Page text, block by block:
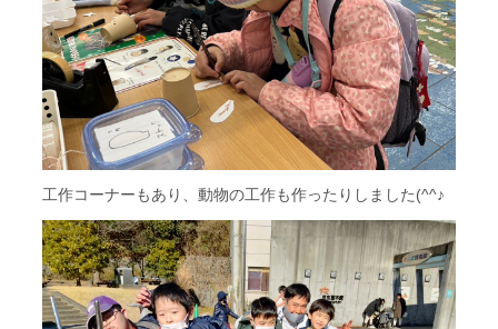
工作コーナーもあり、動物の工作も作ったりしました(^^♪